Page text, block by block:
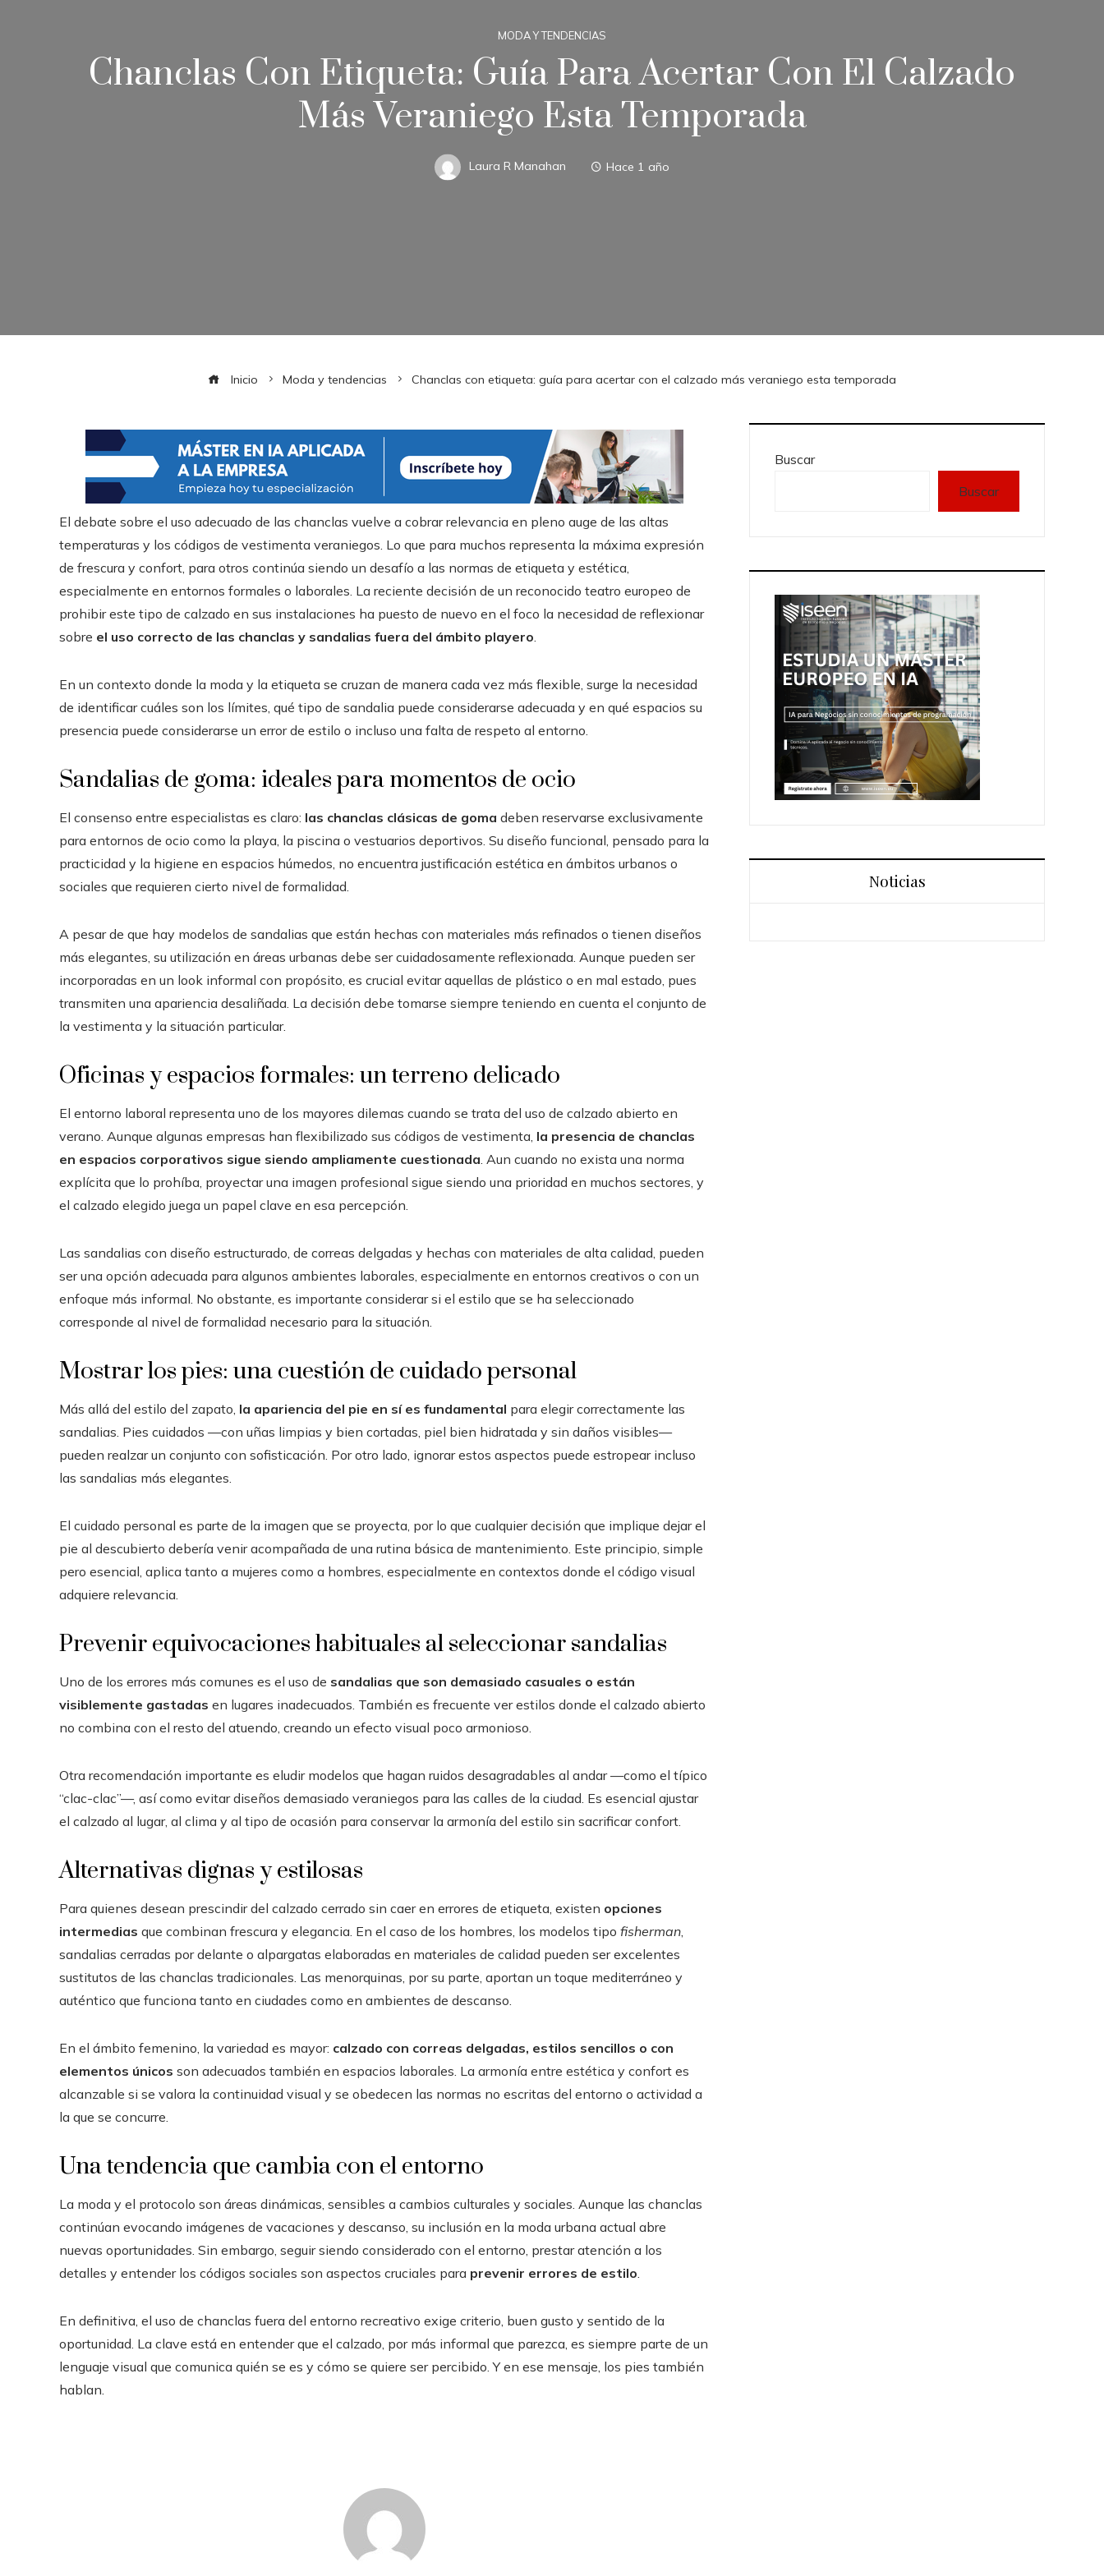
MODA Y TENDENCIAS
Chanclas Con Etiqueta: Guía Para Acertar Con El Calzado
Más Veraniego Esta Temporada
Laura R Manahan Hace 1 año
Inicio Moda y tendencias Chanclas con etiqueta: guía para acertar con el calzado más veraniego esta temporada
El debate sobre el uso adecuado de las chanclas vuelve a cobrar relevancia en pleno auge de las altas
temperaturas y los códigos de vestimenta veraniegos. Lo que para muchos representa la máxima expresión
de frescura y confort, para otros continúa siendo un desafío a las normas de etiqueta y estética,
especialmente en entornos formales o laborales. La reciente decisión de un reconocido teatro europeo de
prohibir este tipo de calzado en sus instalaciones ha puesto de nuevo en el foco la necesidad de reflexionar
sobre el uso correcto de las chanclas y sandalias fuera del ámbito playero.
En un contexto donde la moda y la etiqueta se cruzan de manera cada vez más flexible, surge la necesidad
de identificar cuáles son los límites, qué tipo de sandalia puede considerarse adecuada y en qué espacios su
presencia puede considerarse un error de estilo o incluso una falta de respeto al entorno.
Sandalias de goma: ideales para momentos de ocio
El consenso entre especialistas es claro: las chanclas clásicas de goma deben reservarse exclusivamente
para entornos de ocio como la playa, la piscina o vestuarios deportivos. Su diseño funcional, pensado para la
practicidad y la higiene en espacios húmedos, no encuentra justificación estética en ámbitos urbanos o
sociales que requieren cierto nivel de formalidad.
A pesar de que hay modelos de sandalias que están hechas con materiales más refinados o tienen diseños
más elegantes, su utilización en áreas urbanas debe ser cuidadosamente reflexionada. Aunque pueden ser
incorporadas en un look informal con propósito, es crucial evitar aquellas de plástico o en mal estado, pues
transmiten una apariencia desaliñada. La decisión debe tomarse siempre teniendo en cuenta el conjunto de
la vestimenta y la situación particular.
Oficinas y espacios formales: un terreno delicado
El entorno laboral representa uno de los mayores dilemas cuando se trata del uso de calzado abierto en
verano. Aunque algunas empresas han flexibilizado sus códigos de vestimenta, la presencia de chanclas
en espacios corporativos sigue siendo ampliamente cuestionada. Aun cuando no exista una norma
explícita que lo prohíba, proyectar una imagen profesional sigue siendo una prioridad en muchos sectores, y
el calzado elegido juega un papel clave en esa percepción.
Las sandalias con diseño estructurado, de correas delgadas y hechas con materiales de alta calidad, pueden
ser una opción adecuada para algunos ambientes laborales, especialmente en entornos creativos o con un
enfoque más informal. No obstante, es importante considerar si el estilo que se ha seleccionado
corresponde al nivel de formalidad necesario para la situación.
Mostrar los pies: una cuestión de cuidado personal
Más allá del estilo del zapato, la apariencia del pie en sí es fundamental para elegir correctamente las
sandalias. Pies cuidados —con uñas limpias y bien cortadas, piel bien hidratada y sin daños visibles—
pueden realzar un conjunto con sofisticación. Por otro lado, ignorar estos aspectos puede estropear incluso
las sandalias más elegantes.
El cuidado personal es parte de la imagen que se proyecta, por lo que cualquier decisión que implique dejar el
pie al descubierto debería venir acompañada de una rutina básica de mantenimiento. Este principio, simple
pero esencial, aplica tanto a mujeres como a hombres, especialmente en contextos donde el código visual
adquiere relevancia.
Prevenir equivocaciones habituales al seleccionar sandalias
Uno de los errores más comunes es el uso de sandalias que son demasiado casuales o están
visiblemente gastadas en lugares inadecuados. También es frecuente ver estilos donde el calzado abierto
no combina con el resto del atuendo, creando un efecto visual poco armonioso.
Otra recomendación importante es eludir modelos que hagan ruidos desagradables al andar —como el típico
“clac-clac”—, así como evitar diseños demasiado veraniegos para las calles de la ciudad. Es esencial ajustar
el calzado al lugar, al clima y al tipo de ocasión para conservar la armonía del estilo sin sacrificar confort.
Alternativas dignas y estilosas
Para quienes desean prescindir del calzado cerrado sin caer en errores de etiqueta, existen opciones
intermedias que combinan frescura y elegancia. En el caso de los hombres, los modelos tipo fisherman,
sandalias cerradas por delante o alpargatas elaboradas en materiales de calidad pueden ser excelentes
sustitutos de las chanclas tradicionales. Las menorquinas, por su parte, aportan un toque mediterráneo y
auténtico que funciona tanto en ciudades como en ambientes de descanso.
En el ámbito femenino, la variedad es mayor: calzado con correas delgadas, estilos sencillos o con
elementos únicos son adecuados también en espacios laborales. La armonía entre estética y confort es
alcanzable si se valora la continuidad visual y se obedecen las normas no escritas del entorno o actividad a
la que se concurre.
Una tendencia que cambia con el entorno
La moda y el protocolo son áreas dinámicas, sensibles a cambios culturales y sociales. Aunque las chanclas
continúan evocando imágenes de vacaciones y descanso, su inclusión en la moda urbana actual abre
nuevas oportunidades. Sin embargo, seguir siendo considerado con el entorno, prestar atención a los
detalles y entender los códigos sociales son aspectos cruciales para prevenir errores de estilo.
En definitiva, el uso de chanclas fuera del entorno recreativo exige criterio, buen gusto y sentido de la
oportunidad. La clave está en entender que el calzado, por más informal que parezca, es siempre parte de un
lenguaje visual que comunica quién se es y cómo se quiere ser percibido. Y en ese mensaje, los pies también
hablan.
Buscar
Buscar
Noticias